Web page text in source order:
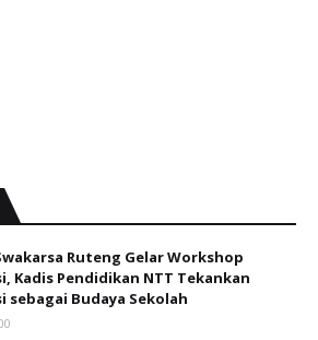
Ruteng Gelar Workshop
Kadis Pendidikan NTT Tekankan
sebagai Budaya Sekolah